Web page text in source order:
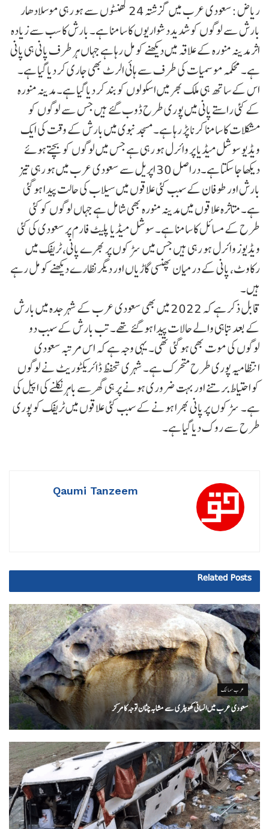
ریاض :سعودی عرب میں گزشتہ 24 گھنٹوں سے ہو رہی موسلادھار
بارش سے لوگوں کوشدیددشواریوں کا سامنا ہے۔ بارش کا سب سے زیادہ
اثر مدینہ منورہ کے علاقہ میں دیکھنے کو مل رہا ہے جہاں ہر طرف پانی ہی پانی
ہے۔ محکمہ موسمیات کی طرف سے ہائی الرٹ بھی جاری کر دیا گیا ہے۔
اس کے ساتھ ہی ملک بھر میں اسکولوں کو بند کر دیا گیا ہے۔ مدینہ منورہ
کے کئی راستے پانی میں پوری طرح ڈوب گئے ہیں جس سے لوگوں کو
مشکلات کا سامنا کرنا پڑ رہا ہے۔ مسجد نبوی میں بارش کے وقت کی ایک
ویڈیو سوشل میڈیا پر وائرل ہو رہی ہے جس میں لوگوں کو بچتے ہوئے
دیکھا جا سکتا ہے۔دراصل 30 اپریل سے سعودی عرب میں ہو رہی تیز
بارش اور طوفان کے سبب کئی علاقوں میں سیلاب کی حالت پیدا ہو گئی
ہے۔ متاثرہ علاقوں میں مدینہ منورہ بھی شامل ہے جہاں لوگوں کو کئی
طرح کے مسائل کا سامنا ہے۔ سوشل میڈیا پلیٹ فارم پر سعودی کی کئی
ویڈیوز وائرل ہو رہی ہیں جس میں سڑکوں پر بھرے پانی، ٹریفک میں
رکاوٹ، پانی کے درمیان پھنسی گاڑیاں اور دیگر نظارے دیکھنے کو مل رہے
ہیں۔
قابل ذکر ہے کہ 2022 میں بھی سعودی عرب کے شہر جدہ میں بارش
کے بعد تباہی والے حالات پیدا ہو گئے تھے۔ تب بارش کے سبب دو
لوگوں کی موت بھی ہو گئی تھی۔ یہی وجہ ہے کہ اس مرتبہ سعودی
انتظامیہ پوری طرح متحرک ہے۔ شہری تحفظ ڈائریکٹوریٹ نے لوگوں
کو احتیاط برتنے اور بہت ضروری ہونے پر ہی گھر سے باہر نکلنے کی اپیل کی
ہے۔ سڑکوں پر پانی بھرا ہونے کے سبب کئی علاقوں میں ٹریفک کو پوری
طرح سے روک دیا گیا ہے۔
Qaumi Tanzeem
Related Posts
عرب ممالک
سعودی عرب میں انسانی کھوپٹری سے مشابہ چٹان توجہ کا مرکز